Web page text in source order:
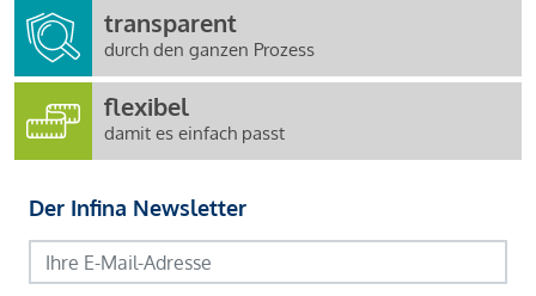
transparent
durch den ganzen Prozess
flexibel
damit es einfach passt
Der Infina Newsletter